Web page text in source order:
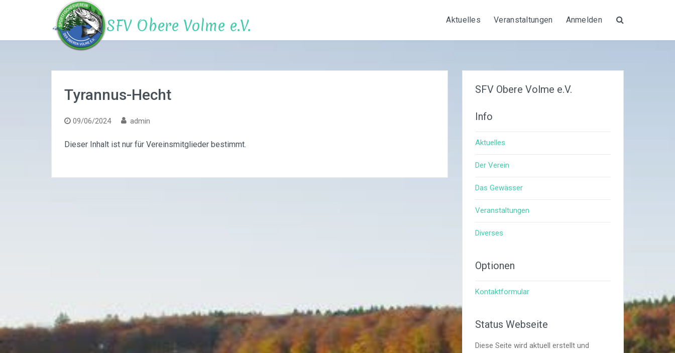
SFV Obere Volme e.V. Aktuelles Veranstaltungen Anmelden
Tyrannus-Hecht
09/06/2024 admin
Dieser Inhalt ist nur für Vereinsmitglieder bestimmt.
SFV Obere Volme e.V.
Info
Aktuelles
Der Verein
Das Gewässer
Veranstaltungen
Diverses
Optionen
Kontaktformular
Status Webseite
Diese Seite wird aktuell erstellt und